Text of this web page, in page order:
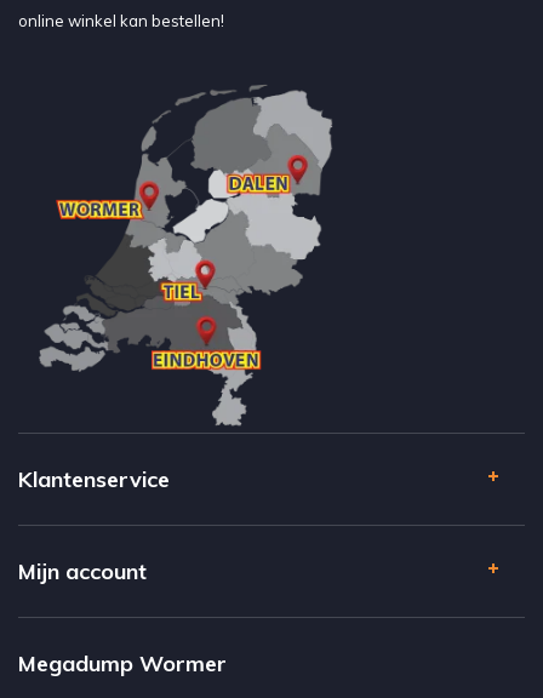
online winkel kan bestellen!
Klantenservice
Mijn account
Megadump Wormer